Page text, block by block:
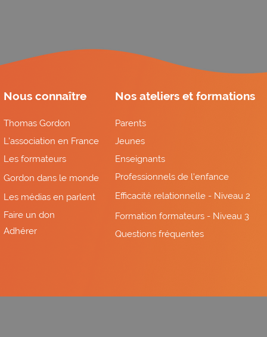
Nos ateliers et formations
Parents
Jeunes
Enseignants
Professionnels de l'enfance
Efficacité relationnelle - Niveau 2
Formation formateurs - Niveau 3
Questions fréquentes
Nous connaître
Thomas Gordon
L'association en France
Les formateurs
Gordon dans le monde
Les médias en parlent
Adhérer
Faire un don